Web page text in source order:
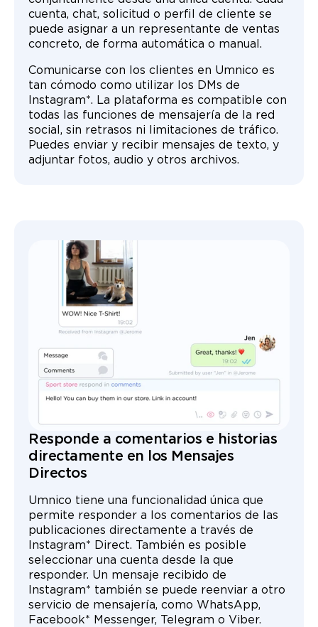
cuenta, chat, solicitud o perfil de cliente se
puede asignar a un representante de ventas
concreto, de forma automática o manual.
Comunicarse con los clientes en Umnico es
tan cómodo como utilizar los DMs de
Instagram*. La plataforma es compatible con
todas las funciones de mensajería de la red
social, sin retrasos ni limitaciones de tráfico.
Puedes enviar y recibir mensajes de texto, y
adjuntar fotos, audio y otros archivos.
Responde a comentarios e historias
directamente en los Mensajes
Directos
Umnico tiene una funcionalidad única que
permite responder a los comentarios de las
publicaciones directamente a través de
Instagram* Direct. También es posible
seleccionar una cuenta desde la que
responder. Un mensaje recibido de
Instagram* también se puede reenviar a otro
servicio de mensajería, como WhatsApp,
Facebook* Messenger, Telegram o Viber.